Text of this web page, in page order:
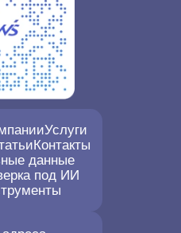
Услуги
Контакты
данные
под ИИ